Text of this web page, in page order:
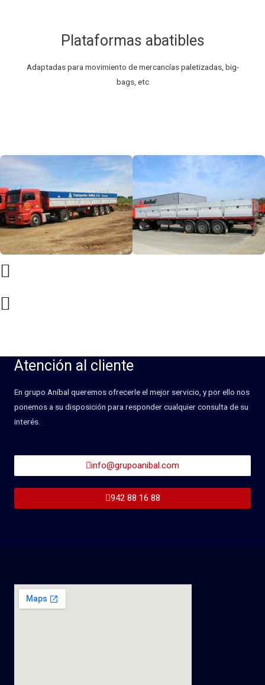
Plataformas abatibles​
Adaptadas para movimiento de mercancías paletizadas, big-
bags, etc
Atención al cliente
En grupo Aníbal queremos ofrecerle el mejor servicio, y por ello nos
ponemos a su disposición para responder cualquier consulta de su
interés.
info@grupoanibal.com
942 88 16 88